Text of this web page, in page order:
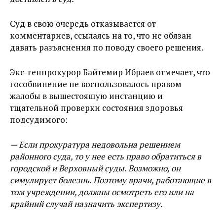
Суд в свою очередь отказывается от
комментариев, ссылаясь на то, что не обязан
давать разъяснения по поводу своего решения.
Экс-генпрокурор Байтемир Ибраев отмечает, что
гособвинение не воспользовалось правом
жалобы в вышестоящую инстанцию и
тщательной проверки состояния здоровья
подсудимого:
— Если прокуратура недовольна решением
районного суда, то у нее есть право обратиться в
городской и Верховный суды. Возможно, он
симулирует болезнь. Поэтому врачи, работающие в
том учреждении, должны осмотреть его или на
крайний случай назначить экспертизу.